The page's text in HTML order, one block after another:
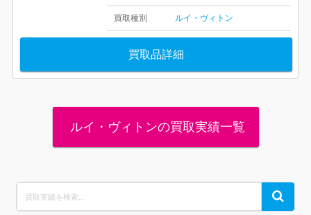
買取種別 ルイ・ヴィトン
買取品詳細
ルイ・ヴィトンの買取実績一覧
for:
Search